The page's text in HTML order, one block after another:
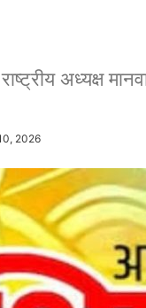
अध्यक्ष
2026